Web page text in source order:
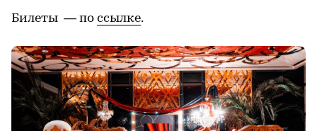
Билеты — по ссылке.